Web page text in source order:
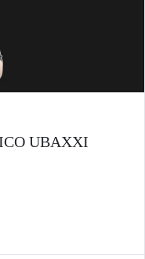
UBAXXI